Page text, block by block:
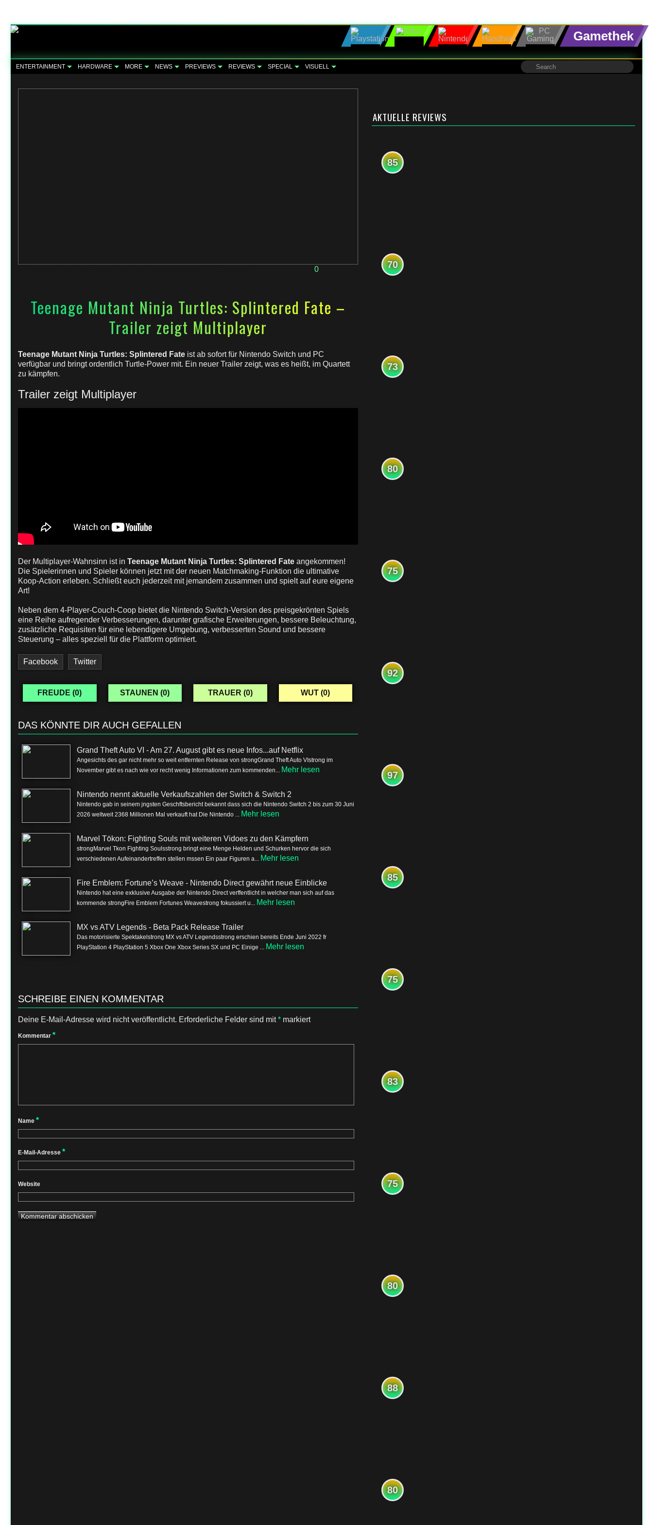
Gamethek
ENTERTAINMENT HARDWARE MORE NEWS PREVIEWS REVIEWS SPECIAL VISUELL
0
Teenage Mutant Ninja Turtles: Splintered Fate –
Trailer zeigt Multiplayer
Teenage Mutant Ninja Turtles: Splintered Fate ist ab sofort für Nintendo Switch und PC
verfügbar und bringt ordentlich Turtle-Power mit. Ein neuer Trailer zeigt, was es heißt, im Quartett
zu kämpfen.
Trailer zeigt Multiplayer
Der Multiplayer-Wahnsinn ist in Teenage Mutant Ninja Turtles: Splintered Fate angekommen!
Die Spielerinnen und Spieler können jetzt mit der neuen Matchmaking-Funktion die ultimative
Koop-Action erleben. Schließt euch jederzeit mit jemandem zusammen und spielt auf eure eigene
Art!
Neben dem 4-Player-Couch-Coop bietet die Nintendo Switch-Version des preisgekrönten Spiels
eine Reihe aufregender Verbesserungen, darunter grafische Erweiterungen, bessere Beleuchtung,
zusätzliche Requisiten für eine lebendigere Umgebung, verbesserten Sound und bessere
Steuerung – alles speziell für die Plattform optimiert.
Facebook Twitter
FREUDE (0) STAUNEN (0) TRAUER (0) WUT (0)
DAS KÖNNTE DIR AUCH GEFALLEN
Grand Theft Auto VI - Am 27. August gibt es neue Infos...auf Netflix
Angesichts des gar nicht mehr so weit entfernten Release von strongGrand Theft Auto VIstrong im
November gibt es nach wie vor recht wenig Informationen zum kommenden... Mehr lesen
Nintendo nennt aktuelle Verkaufszahlen der Switch & Switch 2
Nintendo gab in seinem jngsten Geschftsbericht bekannt dass sich die Nintendo Switch 2 bis zum 30 Juni
2026 weltweit 2368 Millionen Mal verkauft hat Die Nintendo ... Mehr lesen
Marvel Tōkon: Fighting Souls mit weiteren Vidoes zu den Kämpfern
strongMarvel Tkon Fighting Soulsstrong bringt eine Menge Helden und Schurken hervor die sich
verschiedenen Aufeinandertreffen stellen mssen Ein paar Figuren a... Mehr lesen
Fire Emblem: Fortune’s Weave - Nintendo Direct gewährt neue Einblicke
Nintendo hat eine exklusive Ausgabe der Nintendo Direct verffentlicht in welcher man sich auf das
kommende strongFire Emblem Fortunes Weavestrong fokussiert u... Mehr lesen
MX vs ATV Legends - Beta Pack Release Trailer
Das motorisierte Spektakelstrong MX vs ATV Legendsstrong erschien bereits Ende Juni 2022 fr
PlayStation 4 PlayStation 5 Xbox One Xbox Series SX und PC Einige ... Mehr lesen
SCHREIBE EINEN KOMMENTAR
Deine E-Mail-Adresse wird nicht veröffentlicht. Erforderliche Felder sind mit* markiert
Kommentar *
Name *
E-Mail-Adresse *
Website
AKTUELLE REVIEWS
85
70
73
80
75
92
97
85
75
83
75
80
88
80